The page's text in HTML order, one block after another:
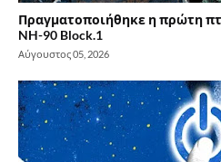
Πραγματοποιήθηκε η πρώτη
NH-90 Block.1
Αύγουστος 05, 2026